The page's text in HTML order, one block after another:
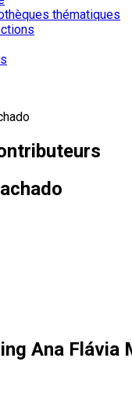
thématiques
Ana Flávia